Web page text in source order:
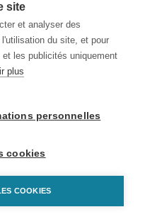
site
et analyser des
du site, et pour
les publicités uniquement
plus
personnelles
cookies
COOKIES